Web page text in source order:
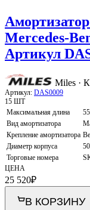
Mercedes-
Артикул
Miles ·
Артикул: DAS0009
15 ШТ
Максимальная длина
Вид амортизатора
Крепление амортизатора
Диаметр корпуса
Торговые номера
ЦЕНА
25 520₽
В КОРЗИНУ